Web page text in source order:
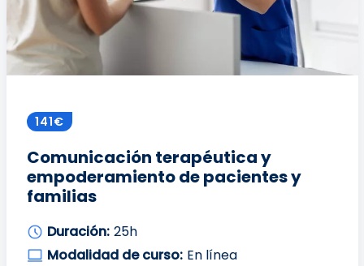
141€
Comunicación terapéutica y
empoderamiento de pacientes y
familias
Duración: 25h
Modalidad de curso: En línea